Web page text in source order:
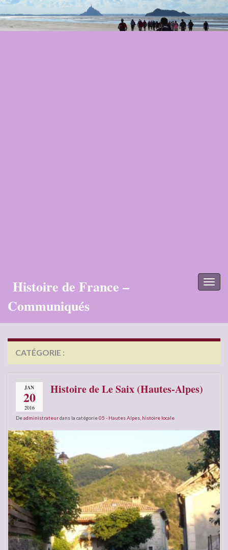
Histoire de France –
Communiqués
CATÉGORIE :
JAN
20
2016
Histoire de Le Saix (Hautes-Alpes)
Deadministrateurdans la catégorie05 - Hautes Alpes histoire locale